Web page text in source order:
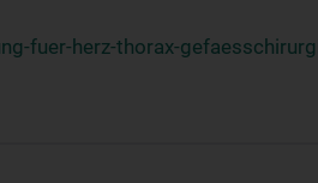
fuer-herz-thorax-